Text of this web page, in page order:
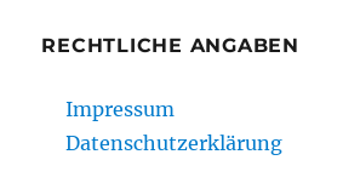
RECHTLICHE ANGABEN
Impressum
Datenschutzerklärung